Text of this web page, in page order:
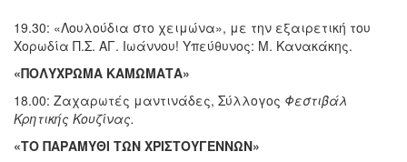
19.30: «Λουλούδια στο χειμώνα», με την εξαιρετική του
Χορωδία Π.Σ. ΑΓ. Ιωάννου! Υπεύθυνος: Μ. Κανακάκης.
«ΠΟΛΥΧΡΩΜΑ ΚΑΜΩΜΑΤΑ»
18.00: Ζαχαρωτές μαντινάδες, Σύλλογος Φεστιβάλ
Κρητικής Κουζίνας.
«ΤΟ ΠΑΡΑΜΥΘΙ ΤΩΝ ΧΡΙΣΤΟΥΓΕΝΝΩΝ»